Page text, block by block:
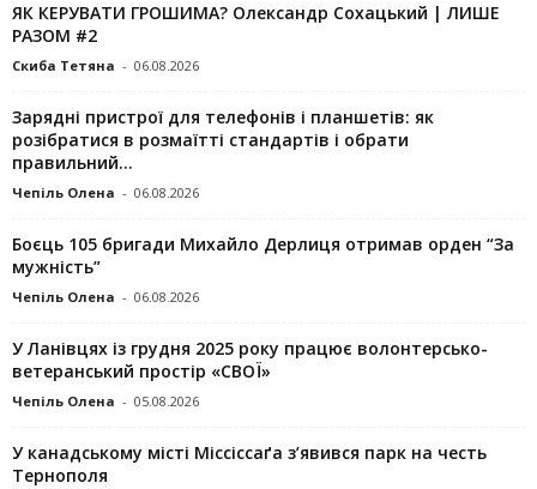
ЯК КЕРУВАТИ ГРОШИМА? Олександр Сохацький | ЛИШЕ
РАЗОМ #2
Скиба Тетяна - 06.08.2026
Зарядні пристрої для телефонів і планшетів: як
розібратися в розмаїтті стандартів і обрати
правильний...
Чепіль Олена - 06.08.2026
Боєць 105 бригади Михайло Дерлиця отримав орден “За
мужність”
Чепіль Олена - 06.08.2026
У Ланівцях із грудня 2025 року працює волонтерсько-
ветеранський простір «СВОЇ»
Чепіль Олена - 05.08.2026
У канадському місті Міссіссаґа з’явився парк на честь
Тернополя